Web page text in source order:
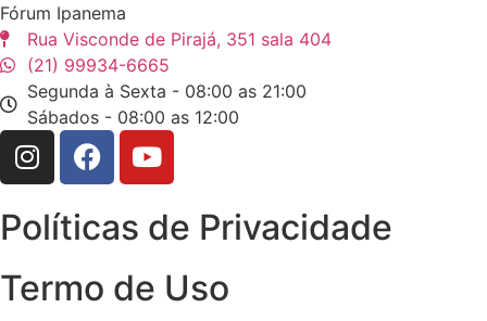
Fórum Ipanema
Rua Visconde de Pirajá, 351 sala 404
(21) 99934-6665
Segunda à Sexta - 08:00 as 21:00
Sábados - 08:00 as 12:00
Políticas de Privacidade
Termo de Uso